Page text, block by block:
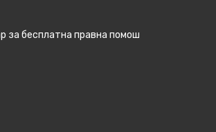
за бесплатна правна помош